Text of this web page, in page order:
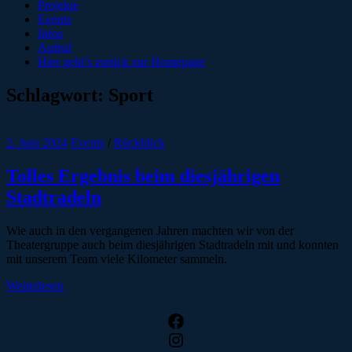
Projekte
Events
Infos
Aufruf
Hier geht’s zurück zur Homepage
Schlagwort: Sport
2. Juni 2024 Events / Rückblick
Tolles Ergebnis beim diesjährigen
Stadtradeln
Wie auch in den vergangenen Jahren machten wir von der
Theatergruppe auch beim diesjährigen Stadtradeln mit und konnten
mit unserem Team viele Kilometer sammeln.
Weiterlesen
Facebook
Instagram